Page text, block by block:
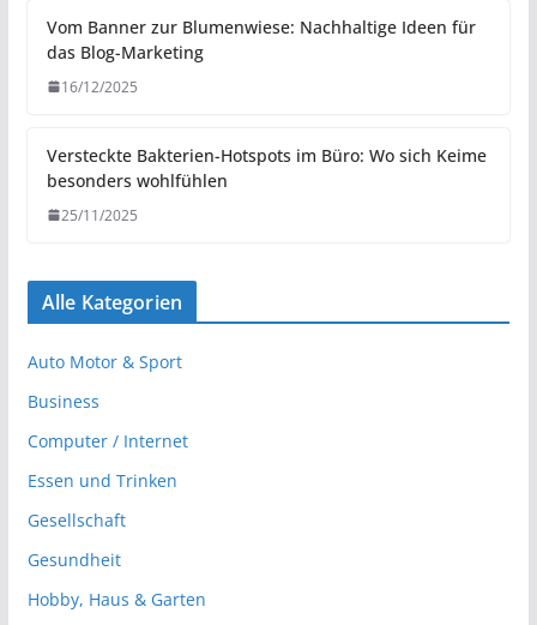
Vom Banner zur Blumenwiese: Nachhaltige Ideen für
das Blog-Marketing
16/12/2025
Versteckte Bakterien-Hotspots im Büro: Wo sich Keime
besonders wohlfühlen
25/11/2025
Alle Kategorien
Auto Motor & Sport
Business
Computer / Internet
Essen und Trinken
Gesellschaft
Gesundheit
Hobby, Haus & Garten